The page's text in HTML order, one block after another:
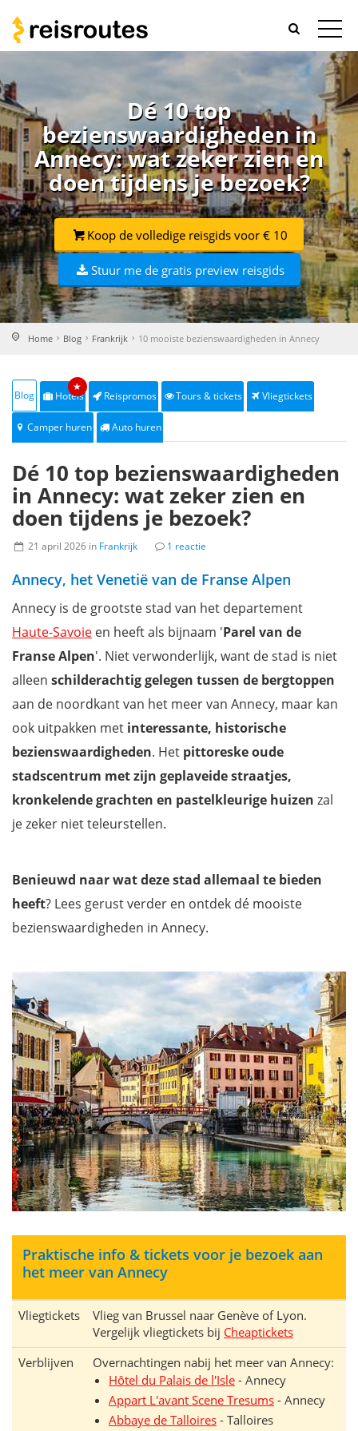
Dé 10 top
bezienswaardigheden in
Annecy: wat zeker zien en
doen tijdens je bezoek?
Koop de volledige reisgids voor € 10
Stuur me de gratis preview reisgids
Home Blog Frankrijk 10 mooiste bezienswaardigheden in Annecy
Blog Hotels
★
Reispromos Tours & tickets Vliegtickets
Camper huren Auto huren
Dé 10 top bezienswaardigheden
in Annecy: wat zeker zien en
doen tijdens je bezoek?
21 april 2026 in Frankrijk 1 reactie
Annecy, het Venetië van de Franse Alpen
Annecy is de grootste stad van het departement
Haute-Savoie en heeft als bijnaam 'Parel van de
Franse Alpen'. Niet verwonderlijk, want de stad is niet
alleen schilderachtig gelegen tussen de bergtoppen
aan de noordkant van het meer van Annecy, maar kan
ook uitpakken met interessante, historische
bezienswaardigheden. Het pittoreske oude
stadscentrum met zijn geplaveide straatjes,
kronkelende grachten en pastelkleurige huizen zal
je zeker niet teleurstellen.
Benieuwd naar wat deze stad allemaal te bieden
heeft? Lees gerust verder en ontdek dé mooiste
bezienswaardigheden in Annecy.
Praktische info & tickets voor je bezoek aan
het meer van Annecy
Vliegtickets
Vlieg van Brussel naar Genève of Lyon.
Vergelijk vliegtickets bij Cheaptickets
Verblijven
Overnachtingen nabij het meer van Annecy:
Hôtel du Palais de l'Isle - Annecy
Appart L'avant Scene Tresums - Annecy
Abbaye de Talloires - Talloires